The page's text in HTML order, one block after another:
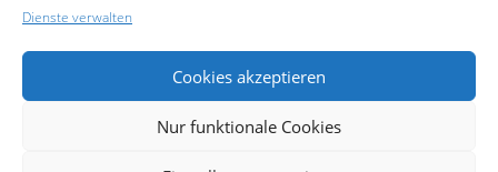
Dienste verwalten
Cookies akzeptieren
Nur funktionale Cookies